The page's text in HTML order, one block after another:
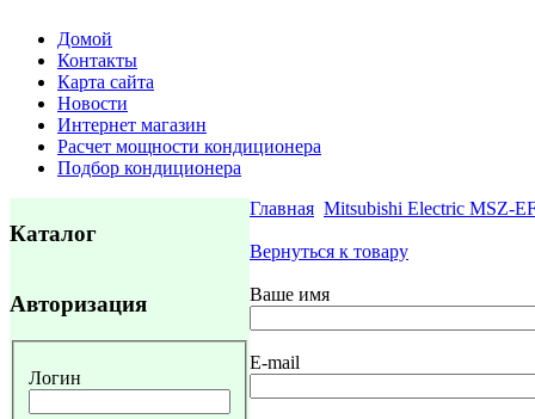
Домой
Контакты
Карта сайта
Новости
Интернет магазин
Расчет мощности кондиционера
Подбор кондиционера
Каталог
Авторизация
Логин
Главная Mitsubishi Electric MSZ-
Вернуться к товару
Ваше имя
E-mail